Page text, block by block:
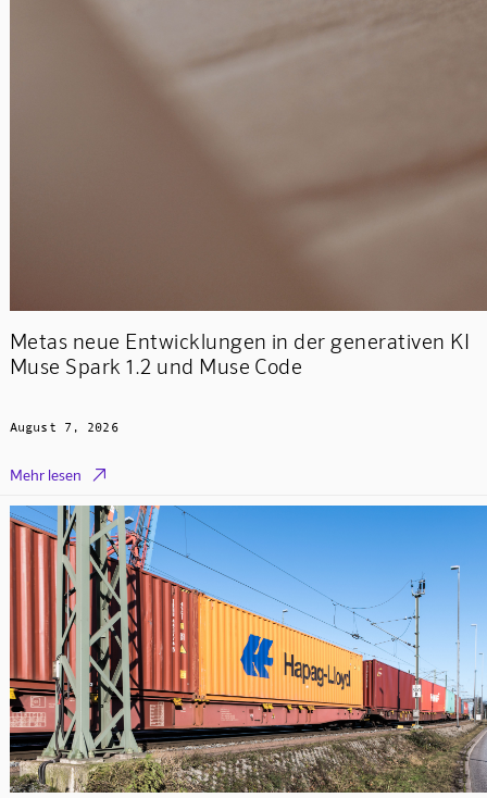
Metas neue Entwicklungen in der generativen KI
Muse Spark 1.2 und Muse Code
August 7, 2026
Mehr lesen 